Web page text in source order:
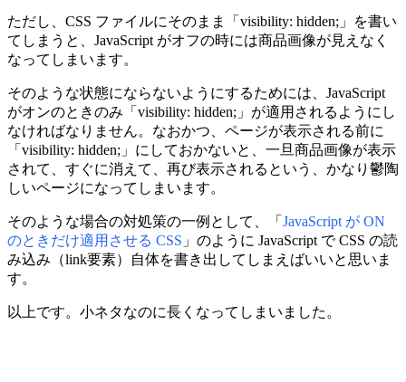
ただし、CSS ファイルにそのまま「visibility: hidden;」を書い
てしまうと、JavaScript がオフの時には商品画像が見えなく
なってしまいます。
そのような状態にならないようにするためには、JavaScript
がオンのときのみ「visibility: hidden;」が適用されるようにし
なければなりません。なおかつ、ページが表示される前に
「visibility: hidden;」にしておかないと、一旦商品画像が表示
されて、すぐに消えて、再び表示されるという、かなり鬱陶
しいページになってしまいます。
そのような場合の対処策の一例として、「 JavaScript が ON
のときだけ適用させる CSS 」のように JavaScript で CSS の読
み込み（link要素）自体を書き出してしまえばいいと思いま
す。
以上です。小ネタなのに長くなってしまいました。